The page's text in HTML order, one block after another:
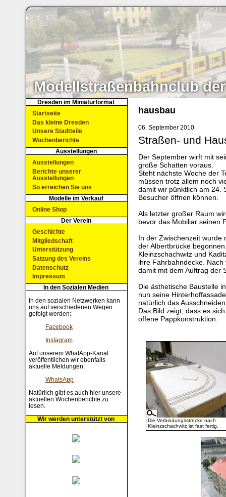
Modellstraßenbahnclub der
hausbau
06. September 2010
Straßen- und
Der September wirft mit
große Schatten voraus.
Steht nächste Woche der
müssen trotz allem noch
damit wir pünktlich am 24.
Besucher öffnen können.
Als letzter großer Raum
bevor das Mobiliar seinen
In der Zwischenzeit wurde
der Albertbrücke
Kleinzschachwitz und
ihre Fahrbahndecke.
damit mit dem Auftrag der
Die ästhetische Baustelle
nun seine
natürlich das
Das Bild zeigt, dass es
offene Pappkonstruktion.
Die Verbindungsstrecke nach
Kleinzschachwitz ist fast fertig.
Dresden im Miniaturformat
Startseite
Das kleine Dresden
Unsere Stadtteile
Wochenberichte
Ausstellungen
Ausstellungen
Berichte unserer
Ausstellungen
So erreichen Sie uns
Modelle im Verkauf
Online Shop
Der Verein
Geschichte
Mitgliedschaft
Unterstützung
Satzung des Vereins
Datenschutz
Impressum
In den Sozialen Medien
In den sozialen Netzwerken kann
uns auf verschiedenen Wegen
gefolgt werden:
Facebook
Instagram
Auf unserem WhatApp-Kanal
veröffentlichen wir ebenfalls
aktuelle Meldungen:
WhatsApp
Natürlich gibt es auch hier unsere
aktuellen Wochenberichte zu
lesen.
Wir werden unterstützt von